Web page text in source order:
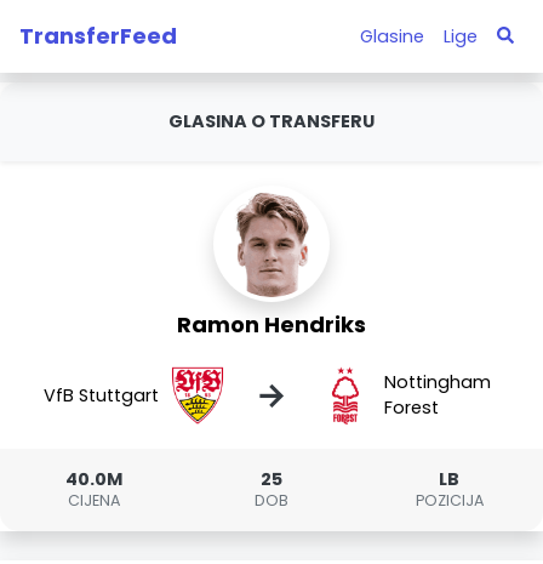
TransferFeed Glasine Lige
GLASINA O TRANSFERU
Ramon Hendriks
VfB Stuttgart →
Nottingham
Forest
40.0M
CIJENA
25
DOB
LB
POZICIJA